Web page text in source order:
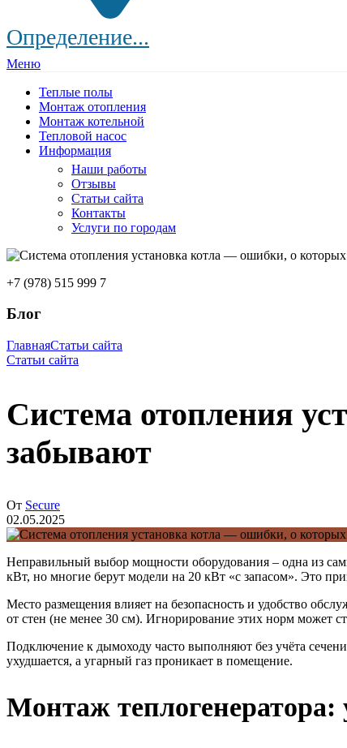
Определение...
Меню
Теплые полы
Монтаж отопления
Монтаж котельной
Тепловой насос
Информация
Наши работы
Отзывы
Статьи сайта
Контакты
Услуги по городам
+7 (978) 515 999 7
Блог
ГлавнаяСтатьи сайта
Статьи сайта
Система отопления
забывают
От Secure
02.05.2025
Неправильный выбор мощности оборудования – одна из
кВт, но многие берут модели на 20 кВт «с запасом». Это
Место размещения влияет на безопасность и удобство
от стен (не менее 30 см). Игнорирование этих норм может
Подключение к дымоходу часто выполняют без учёта
ухудшается, а угарный газ проникает в помещение.
Монтаж